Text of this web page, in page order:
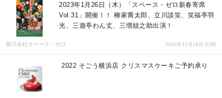
2023年1月26日（木）「スペース・ゼロ新春寄席
Vol.31」開催！！ 柳家喬太郎、立川談笑、笑福亭羽
光、三遊亭わん丈、三増紋之助出演！
株式会社スペース・ゼロ 2022年12月16日 02時
2022 そごう横浜店 クリスマスケーキご予約承り